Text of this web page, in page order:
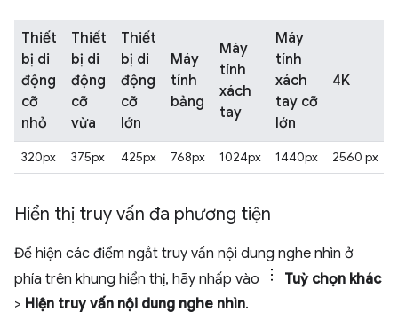
Thiết
bị di
động
cỡ
nhỏ
Thiết
bị di
động
cỡ
vừa
Thiết
bị di
động
cỡ
lớn
Máy
tính
bảng
Máy
tính
xách
tay
Máy
tính
xách
tay cỡ
lớn
4K
320px 375px 425px 768px 1024px 1440px 2560 px
Hiển thị truy vấn đa phương tiện
Để hiện các điểm ngắt truy vấn nội dung nghe nhìn ở
phía trên khung hiển thị, hãy nhấp vào
Tuỳ chọn khác
> Hiện truy vấn nội dung nghe nhìn.